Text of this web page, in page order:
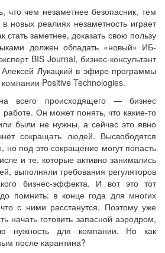
что чем незаметнее безопасник, тем
новых реалиях незаметность играет
стать заметнее, доказать свою пользу
должен обладать «новый» ИБ-
BIS Journal, бизнес-консультант
Лукацкий в эфире программы
Positive Technologies.
всего происходящего — бизнес
Он может понять, что какие-то
были не нужны, а сейчас это явно
сокращать людей. Высвободятся
но под это сокращение могут попасть
и те, которые активно занимались
выполняли требования регуляторов
бизнес-эффекта. И вот это тот
помнить: в конце года для многих
с ними расстанутся. Поэтому уже
начать готовить запасной аэродром,
нужность для компании. Но как
после карантина?